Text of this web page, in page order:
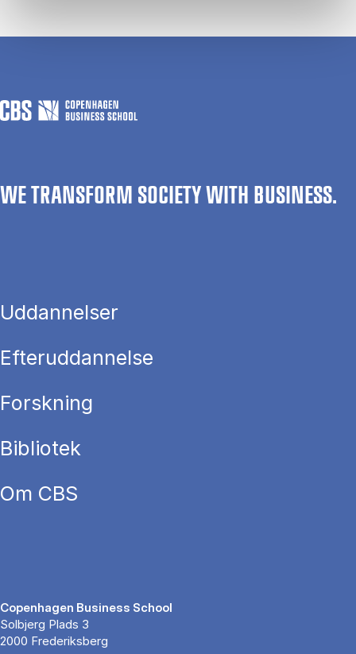
WE TRANSFORM SOCIETY WITH BUSINESS.
Uddannelser
Efteruddannelse
Forskning
Bibliotek
Om CBS
Copenhagen Business School
Solbjerg Plads 3
2000 Frederiksberg